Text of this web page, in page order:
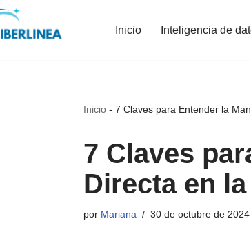
Inicio Inteligencia de
Inicio- 7 Claves para Entender la
7 Claves
Directa en
por Mariana 30 de octubre de 2024